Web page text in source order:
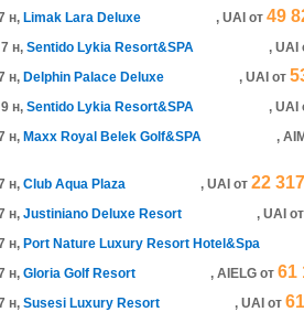
н, Limak Lara Deluxe , UAI от 49
н, Sentido Lykia Resort&SPA , UAI
н, Delphin Palace Deluxe , UAI от
н, Sentido Lykia Resort&SPA , UAI
н, Maxx Royal Belek Golf&SPA ,
н, Club Aqua Plaza , UAI от 22 317
н, Justiniano Deluxe Resort , UAI от
н, Port Nature Luxury Resort Hotel&Spa
н, Gloria Golf Resort , AIELG от 61
н, Susesi Luxury Resort , UAI от